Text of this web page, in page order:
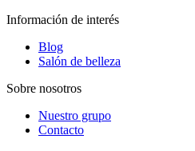
Información de interés
Blog
Salón de belleza
Sobre nosotros
Nuestro grupo
Contacto